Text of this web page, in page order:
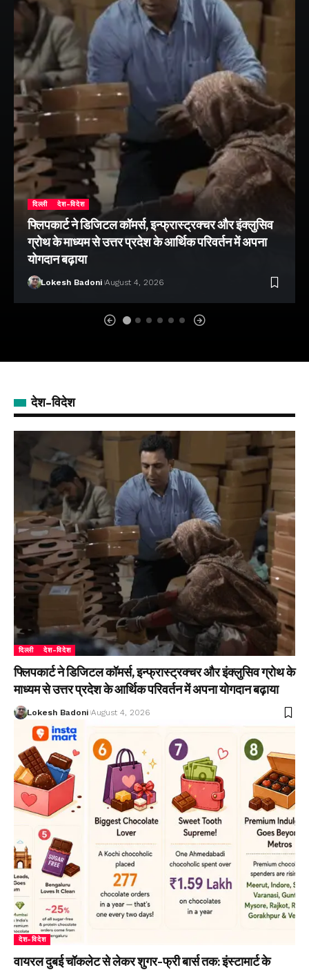
दिल्ली देश-विदेश
फ्लिपकार्ट ने डिजिटल कॉमर्स, इन्फ्रास्ट्रक्चर और इंक्लुसिव
ग्रोथ के माध्यम से उत्तर प्रदेश के आर्थिक परिवर्तन में अपना
योगदान बढ़ाया
Lokesh Badoni August 4, 2026
देश-विदेश
दिल्ली देश-विदेश
फ्लिपकार्ट ने डिजिटल कॉमर्स, इन्फ्रास्ट्रक्चर और इंक्लुसिव ग्रोथ के
माध्यम से उत्तर प्रदेश के आर्थिक परिवर्तन में अपना योगदान बढ़ाया
Lokesh Badoni August 4, 2026
देश-विदेश
वायरल दुबई चॉकलेट से लेकर शुगर-फ्री बार्स तक: इंस्टामार्ट के